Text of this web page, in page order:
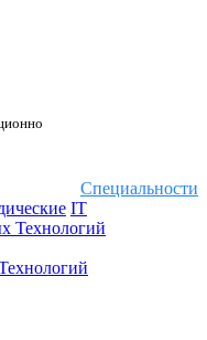
Специальности
IT